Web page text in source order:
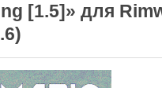
[1.5]» для